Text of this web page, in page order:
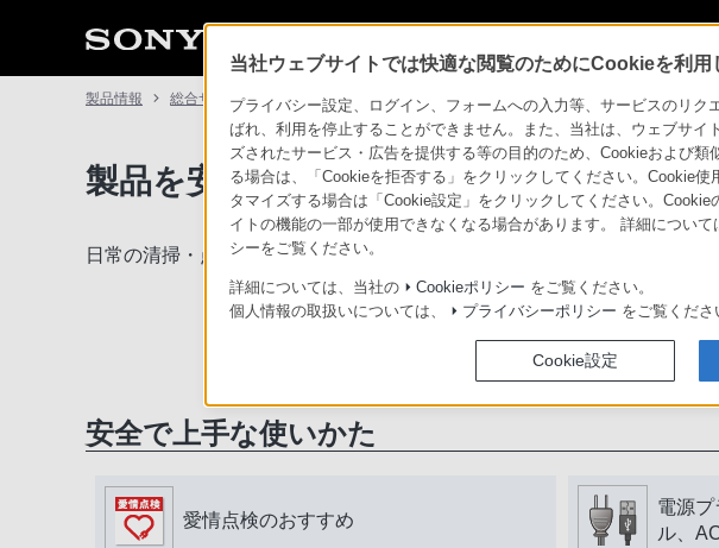
製品情報 総合サポート・お問い合わせ
製品を安全に、安心してご使用いただく
日常の清掃・点検が大切です。安全のため取扱説明書をよく読みましょう
安全で上手な使いかた
愛情点検のおすすめ
電源
ル、
当社ウェブサイトでは快適な閲覧のためにCookieを利用
プライバシー設定、ログイン、フォームへの入力等、サービスのリ
ばれ、利用を停止することができません。また、当社は、ウェブサ
ズされたサービス・広告を提供する等の目的のため、Cookieおよび
る場合は、「Cookieを拒否する」をクリックしてください。Cookie
タマイズする場合は「Cookie設定」をクリックしてください。
イトの機能の一部が使用できなくなる場合があります。 詳細につい
シーをご覧ください。
詳細については、当社の Cookieポリシー をご覧ください。
個人情報の取扱いについては、
プライバシーポリシー をご覧くださ
Cookie設定